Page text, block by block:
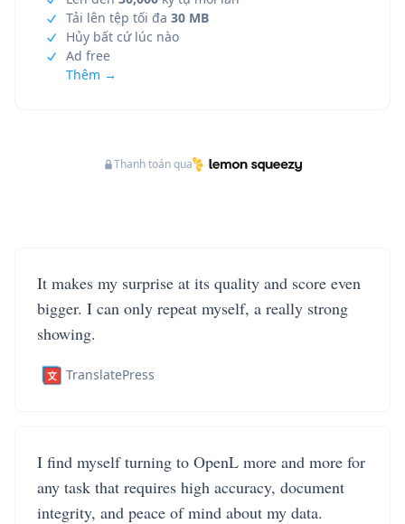
Tải lên tệp tối đa 30 MB
Hủy bất cứ lúc nào
Ad free
Thêm →
Thanh toán qua
It makes my surprise at its quality and score even
bigger. I can only repeat myself, a really strong
showing.
TranslatePress
I find myself turning to OpenL more and more for
any task that requires high accuracy, document
integrity, and peace of mind about my data.